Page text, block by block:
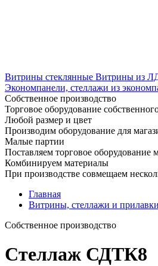
Витрины стеклянные Витрины из
Экономпанели, стеллажи из
Собственное производство
Торговое оборудование
Любой размер и цвет
Производим оборудование для
Малые партии
Поставляем торговое
Комбинируем материалы
При производстве совмещаем
Главная
Витрины, стеллажи и
Cобственное производство
Стеллаж СДТК8